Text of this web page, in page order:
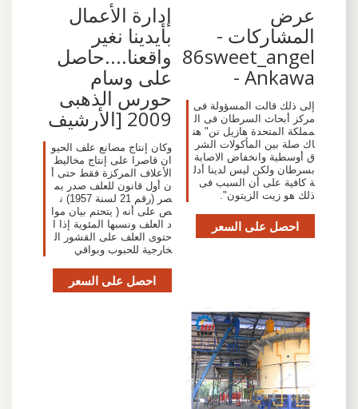
عرض
المشاركات -
86sweet_angel
- Ankawa
إلى ذلك قالت المسؤولة فى
مركز أبحاث السرطان فى ال
مملكة المتحدة هازيل نن" هن
اك صلة بين المأكولات الشر
ق أوسطية وانخفاض الاصابة
بسرطان ولكن ليس لدينا أدل
ة كافية على أن السبب فى
ذلك هو زيت الزيتون".
احصل على السعر
إدارة الأعمال
بأيدينا نغير
واقعنا....حاصل
على وسام
حورس الذهبى
2009 [الأرشيف
وكان إنتاج مصانع علف الحيو
ان قاصرا على إنتاج مخاليط
الأعلاف المركزة فقط حتى أ
ن أول قانون للعلف صدر بم
صر (رقم 21 لسنة 1957) ن
ص على أنه ( يتحتم بيان موا
د العلف ونسبها المئوية إذا ا
حتوى العلف على القشور ال
خارجية للحبوب وبواقي
احصل على السعر